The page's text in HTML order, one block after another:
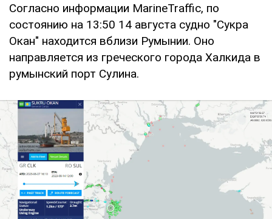
Согласно информации MarineTraffic, по
состоянию на 13:50 14 августа судно "Сукра
Окан" находится вблизи Румынии. Оно
направляется из греческого города Халкида в
румынский порт Сулина.